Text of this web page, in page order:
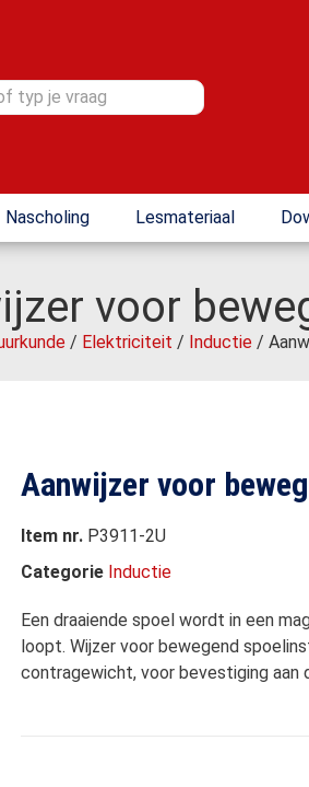
Nascholing Lesmateriaal
voor
/ Elektriciteit / Inductie/
Aanwijzer voor
Item nr. P3911-2U
Categorie Inductie
Een draaiende spoel wordt in een
loopt. Wijzer voor bewegend
contragewicht, voor bevestiging aan